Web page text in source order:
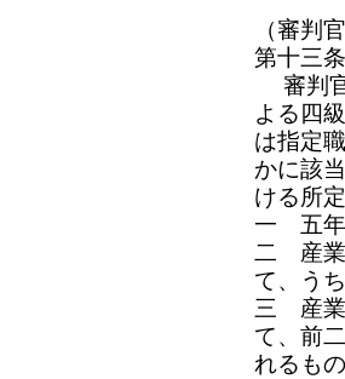
（審判
第十三条
審判官
よる四
は指定
かに該
ける所
一 五年
二 産業
て、う
三 産業
て、前
れるもの